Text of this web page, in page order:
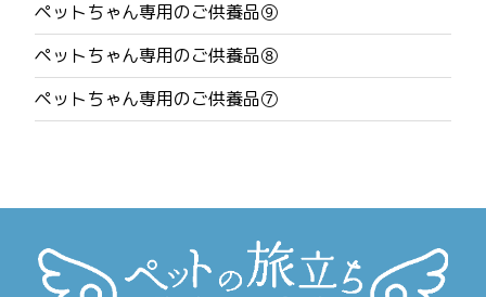
ー
シ
ペットちゃん専用のご供養品⑨
ペットちゃん専用のご供養品⑧
ペットちゃん専用のご供養品⑦